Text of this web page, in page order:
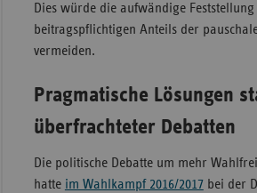
Dies würde die aufwändige
beitragspflichtigen Anteils der
vermeiden.
Pragmatische Lösungen
überfrachteter Debatten
Die politische Debatte um mehr
hatte im Wahlkampf 2016/2017bei der